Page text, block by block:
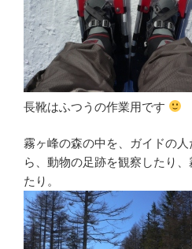
長靴はふつうの作業用です
霧ヶ峰の森の中を、ガイドの
ら、動物の足跡を観察したり
たり。